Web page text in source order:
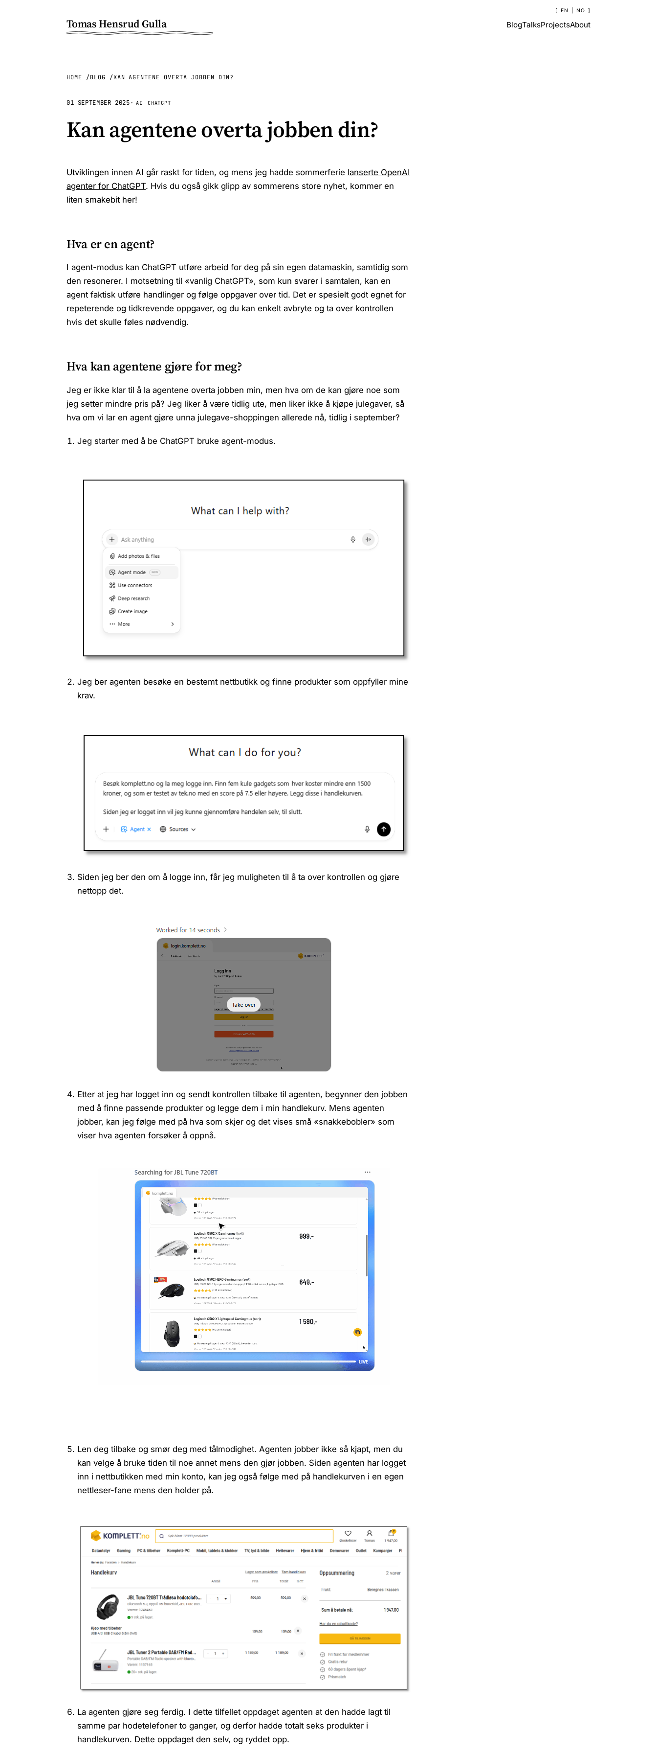
Tomas Hensrud Gulla BlogTalksProjectsAbout
EN NO
HOME BLOG KAN AGENTENE OVERTA JOBBEN DIN?
01 SEPTEMBER 2025· AI CHATGPT
Kan agentene overta jobben din?
Utviklingen innen AI går raskt for tiden, og mens jeg hadde sommerferie lanserte OpenAI
agenter for ChatGPT. Hvis du også gikk glipp av sommerens store nyhet, kommer en
liten smakebit her!
Hva er en agent?
I agent-modus kan ChatGPT utføre arbeid for deg på sin egen datamaskin, samtidig som
den resonerer. I motsetning til «vanlig ChatGPT», som kun svarer i samtalen, kan en
agent faktisk utføre handlinger og følge oppgaver over tid. Det er spesielt godt egnet for
repeterende og tidkrevende oppgaver, og du kan enkelt avbryte og ta over kontrollen
hvis det skulle føles nødvendig.
Hva kan agentene gjøre for meg?
Jeg er ikke klar til å la agentene overta jobben min, men hva om de kan gjøre noe som
jeg setter mindre pris på? Jeg liker å være tidlig ute, men liker ikke å kjøpe julegaver, så
hva om vi lar en agent gjøre unna julegave-shoppingen allerede nå, tidlig i september?
Jeg starter med å be ChatGPT bruke agent-modus.
Jeg ber agenten besøke en bestemt nettbutikk og finne produkter som oppfyller mine
krav.
Siden jeg ber den om å logge inn, får jeg muligheten til å ta over kontrollen og gjøre
nettopp det.
Etter at jeg har logget inn og sendt kontrollen tilbake til agenten, begynner den jobben
med å finne passende produkter og legge dem i min handlekurv. Mens agenten
jobber, kan jeg følge med på hva som skjer og det vises små «snakkebobler» som
viser hva agenten forsøker å oppnå.
Len deg tilbake og smør deg med tålmodighet. Agenten jobber ikke så kjapt, men du
kan velge å bruke tiden til noe annet mens den gjør jobben. Siden agenten har logget
inn i nettbutikken med min konto, kan jeg også følge med på handlekurven i en egen
nettleser-fane mens den holder på.
La agenten gjøre seg ferdig. I dette tilfellet oppdaget agenten at den hadde lagt til
samme par hodetelefoner to ganger, og derfor hadde totalt seks produkter i
handlekurven. Dette oppdaget den selv, og ryddet opp.